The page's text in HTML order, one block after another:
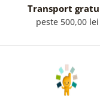
Transport
peste 500,00 lei